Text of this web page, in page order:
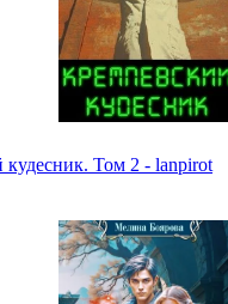
кудесник. Том 2 - lanpirot